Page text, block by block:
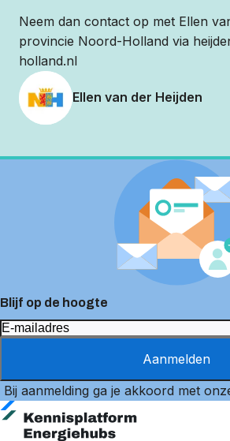
Neem dan contact op met Ellen
provincie Noord-Holland via
holland.nl
Ellen van der Heijden
Blijf op de hoogte
Aanmelden
Bij aanmelding ga je akkoord met